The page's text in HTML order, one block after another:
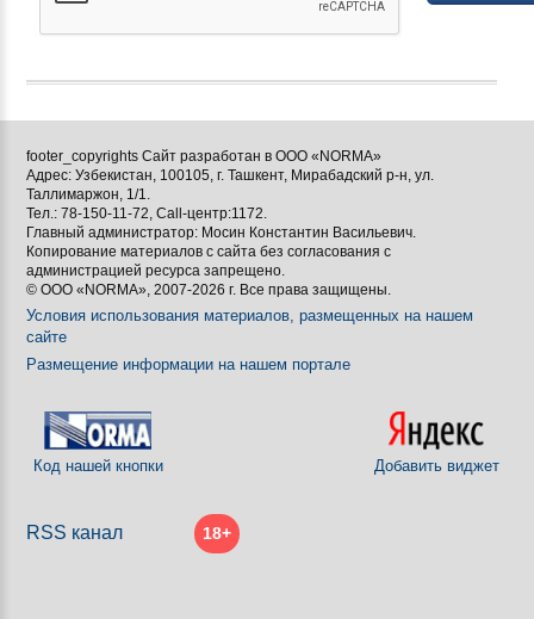


[BBCODE]
footer_copyrights Сайт разработан в ООО «NORMA»
Адрес: Узбекистан, 100105, г. Ташкент, Мирабадский р-н, ул.
Таллимаржон, 1/1.
Тел.: 78-150-11-72, Call-центр:1172.
Главный администратор: Мосин Константин Васильевич.
Копирование материалов с сайта без согласования с
администрацией ресурса запрещено.
© ООО «NORMA», 2007-2026 г. Все права защищены.
Условия использования материалов, размещенных на нашем
сайте
Размещение информации на нашем портале
Код нашей кнопки Добавить виджет
RSS канал 18+